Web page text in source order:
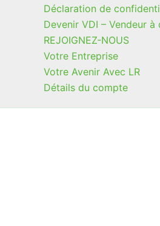
Déclaration de
Devenir VDI – Vendeur à
REJOIGNEZ-NOUS
Votre Entreprise
Votre Avenir Avec LR
Détails du compte